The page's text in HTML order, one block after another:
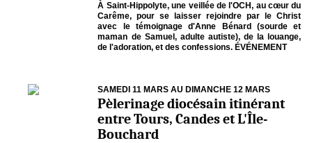
À Saint-Hippolyte, une veillée de l'OCH, au cœur du
Carême, pour se laisser rejoindre par le Christ
avec le témoignage d'Anne Bénard (sourde et
maman de Samuel, adulte autiste), de la louange,
de l'adoration, et des confessions. ÉVÉNEMENT
SAMEDI 11 MARS AU DIMANCHE 12 MARS
Pèlerinage diocésain itinérant
entre Tours, Candes et L'Île-
Bouchard